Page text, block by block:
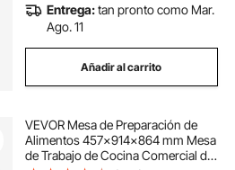
Entrega:tan pronto como Mar.
Ago. 11
Añadir al carrito
VEVOR Mesa de Preparación de
Alimentos 457x914x864 mm Mesa
de Trabajo de Cocina Comercial de